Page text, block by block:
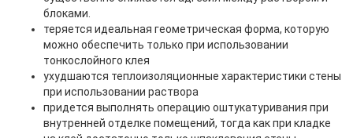
блоками.
теряется идеальная геометрическая форма, которую
можно обеспечить только при использовании
тонкослойного клея
ухудшаются теплоизоляционные характеристики стены
при использовании раствора
придется выполнять операцию оштукатуривания при
внутренней отделке помещений, тогда как при кладке